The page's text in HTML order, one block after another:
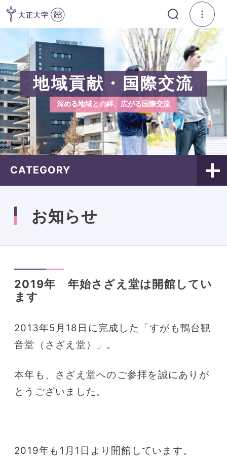
地域貢献・国際交流
深める地域との絆、広がる国際交流
CATEGORY
お知らせ
2019年 年始さざえ堂は開館してい
ます
2013年5月18日に完成した「すがも鴨台観
音堂（さざえ堂）」。
本年も、さざえ堂へのご参拝を誠にありが
とうございました。
2019年も1月1日より開館しています。